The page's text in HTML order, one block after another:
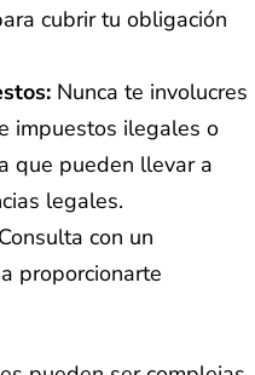
cubrir tu obligación
Nunca te involucres
impuestos ilegales o
que pueden llevar a
legales.
Consulta con un
proporcionarte